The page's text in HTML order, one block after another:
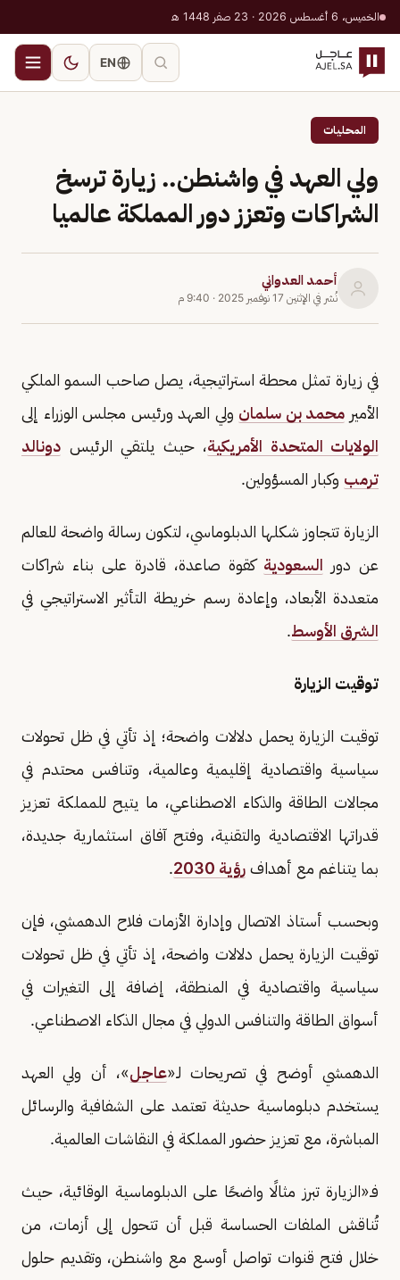
الخميس، 6 أغسطس 2026 · 23 صفر 1448 هـ
EN
المحليات
ولي العهد في واشنطن.. زيارة ترسخ
الشراكات وتعزز دور المملكة عالميا
أحمد العدواني
نُشر في الإثنين 17 نوفمبر 2025 · 9:40 م
في زيارة تمثل محطة استراتيجية، يصل صاحب السمو الملكي
الأمير محمد بن سلمان ولي العهد ورئيس مجلس الوزراء إلى
الولايات المتحدة الأمريكية، حيث يلتقي الرئيس دونالد
ترمب وكبار المسؤولين.
الزيارة تتجاوز شكلها الدبلوماسي، لتكون رسالة واضحة للعالم
عن دور السعودية كقوة صاعدة، قادرة على بناء شراكات
متعددة الأبعاد، وإعادة رسم خريطة التأثير الاستراتيجي في
الشرق الأوسط.
توقيت الزيارة
توقيت الزيارة يحمل دلالات واضحة؛ إذ تأتي في ظل تحولات
سياسية واقتصادية إقليمية وعالمية، وتنافس محتدم في
مجالات الطاقة والذكاء الاصطناعي، ما يتيح للمملكة تعزيز
قدراتها الاقتصادية والتقنية، وفتح آفاق استثمارية جديدة،
بما يتناغم مع أهداف رؤية 2030 .
وبحسب أستاذ الاتصال وإدارة الأزمات فلاح الدهمشي، فإن
توقيت الزيارة يحمل دلالات واضحة، إذ تأتي في ظل تحولات
سياسية واقتصادية في المنطقة، إضافة إلى التغيرات في
أسواق الطاقة والتنافس الدولي في مجال الذكاء الاصطناعي.
الدهمشي أوضح في تصريحات لـ«عاجل»، أن ولي العهد
يستخدم دبلوماسية حديثة تعتمد على الشفافية والرسائل
المباشرة، مع تعزيز حضور المملكة في النقاشات العالمية.
فـ«الزيارة تبرز مثالًا واضحًا على الدبلوماسية الوقائية، حيث
تُناقش الملفات الحساسة قبل أن تتحول إلى أزمات، من
خلال فتح قنوات تواصل أوسع مع واشنطن، وتقديم حلول